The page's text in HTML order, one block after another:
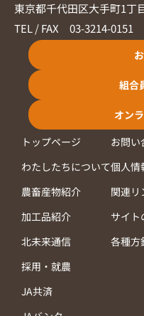
東京都千代田区大手町1丁
TEL / FAX 03-3214-0151
組合
オン
トップページ
わたしたちについて
農畜産物紹介
加工品紹介
北未来通信
採用・就農
JA共済
お問い
個人情
関連リ
サイト
各種方